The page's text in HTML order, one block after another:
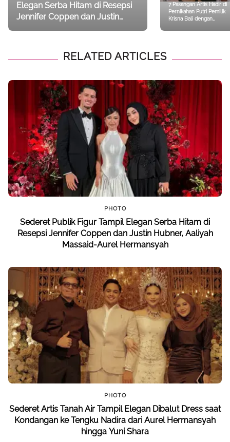
Elegan Serba Hitam di Resepsi
Jennifer Coppen dan Justin
7 Pasangan Artis Hadir di
Pernikahan Putri Pemilik
Krisna Bali dengan
RELATED ARTICLES
PHOTO
Sederet Publik Figur Tampil Elegan Serba Hitam di
Resepsi Jennifer Coppen dan Justin Hubner, Aaliyah
Massaid-Aurel Hermansyah
PHOTO
Sederet Artis Tanah Air Tampil Elegan Dibalut Dress saat
Kondangan ke Tengku Nadira dari Aurel Hermansyah
hingga Yuni Shara